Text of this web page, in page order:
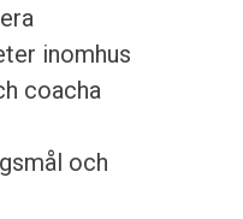
inomhus
coacha
och